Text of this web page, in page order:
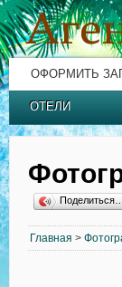
ОФОРМИТЬ
ОТЕЛИ
Поделиться…
Главная >